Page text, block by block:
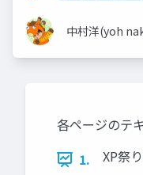
中村洋(yoh
各ページのテ
1.
XP祭